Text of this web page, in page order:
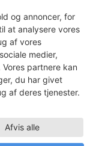
Land
og annoncer, for
at analysere vores
af vores
medier,
partnere kan
du har givet
af deres tjenester.
Afvis alle